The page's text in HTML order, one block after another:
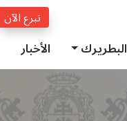
تبرع الآن
البطريرك الأخبار